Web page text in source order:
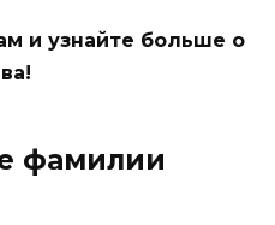
и узнайте больше о
фамилии